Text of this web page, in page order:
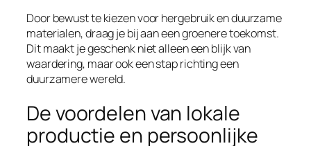
Door bewust te kiezen voor hergebruik en duurzame
materialen, draag je bij aan een groenere toekomst.
Dit maakt je geschenk niet alleen een blijk van
waardering, maar ook een stap richting een
duurzamere wereld.
De voordelen van lokale
productie en persoonlijke